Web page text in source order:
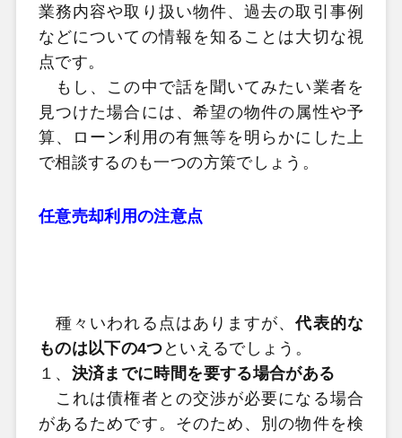
業務内容や取り扱い物件、過去の取引事例
などについての情報を知ることは大切な視
点です。
もし、この中で話を聞いてみたい業者を
見つけた場合には、希望の物件の属性や予
算、ローン利用の有無等を明らかにした上
で相談するのも一つの方策でしょう。
任意売却利用の注意点
種々いわれる点はありますが、代表的な
ものは以下の4つ といえるでしょう。
１、 決済までに時間を要する場合がある
これは債権者との交渉が必要になる場合
があるためです。そのため、別の物件を検